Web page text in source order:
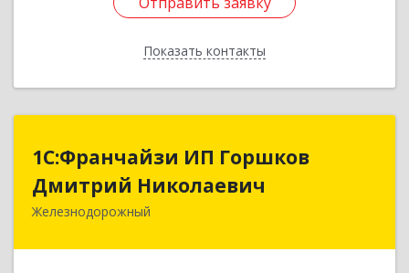
Показать контакты
Назад
1С:Франчайзи ИП Горшков
Дмитрий Николаевич
Железнодорожный
1С:Франчайзи ИП Горшков
Дмитрий Николаевич
143980, Московская обл, Железнодорожный г,